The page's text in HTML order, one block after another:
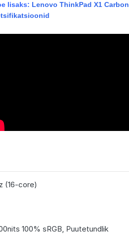
lisaks: Lenovo ThinkPad X1
(16-core)
100% sRGB, Puutetundlik